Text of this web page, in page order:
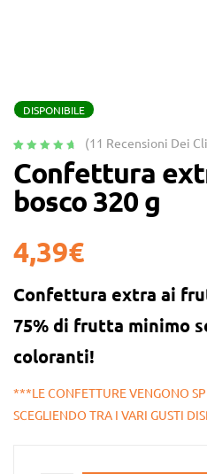
DISPONIBILE
4.91
su 5 su
base di
recensioni
(11 Recensioni Dei
Confettura
bosco 320 g
4,39€
Confettura extra ai
75% di frutta minimo
coloranti!
***LE CONFETTURE VENGONO
SCEGLIENDO TRA I VARI GUSTI